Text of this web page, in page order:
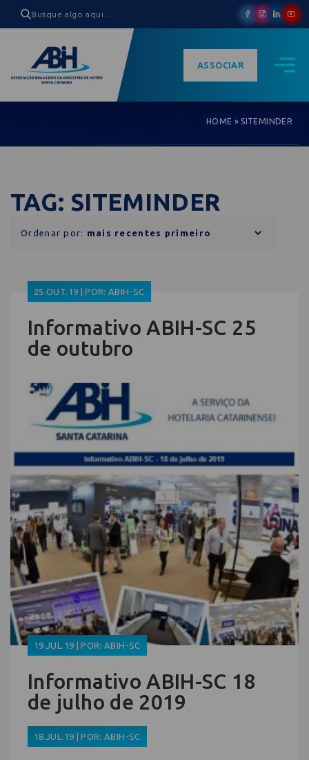
ASSOCIAR
HOME » SITEMINDER
TAG: SITEMINDER
Ordenar por:
25.OUT.19 | POR: ABIH-SC
Informativo ABIH-SC 25
de outubro
19.JUL.19 | POR: ABIH-SC
Informativo ABIH-SC 18
de julho de 2019
18.JUL.19 | POR: ABIH-SC